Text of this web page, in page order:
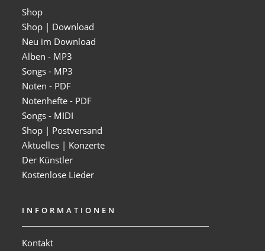
Shop
Shop | Download
Neu im Download
Alben - MP3
Songs - MP3
Noten - PDF
Notenhefte - PDF
Songs - MIDI
Shop | Postversand
Aktuelles | Konzerte
Der Künstler
Kostenlose Lieder
INFORMATIONEN
Kontakt